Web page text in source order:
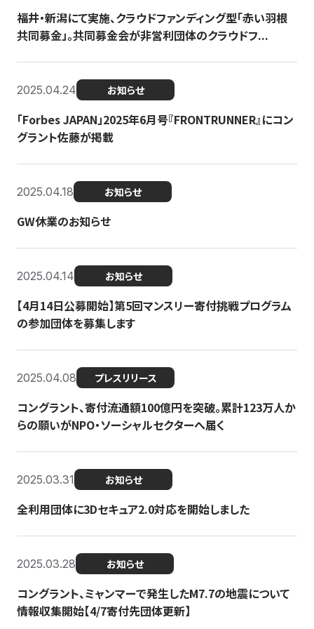
福井・新潟にて実施、クラウドファンディング型「赤い羽根
共同募金」。共同募金会が非営利団体のクラウドフ...
2025.04.24 お知らせ
「Forbes JAPAN」2025年6月号『FRONTRUNNER』にコン
グラント佐藤が掲載
2025.04.18 お知らせ
GW休業のお知らせ
2025.04.14 お知らせ
【4月14日公募開始】第5回マンスリー寄付挑戦プログラム
の参加団体を募集します
2025.04.08 プレスリリース
コングラント、寄付流通額100億円を突破。累計123万人か
らの願いがNPO・ソーシャルセクターへ届く
2025.03.31 お知らせ
全利用団体に3Dセキュア2.0対応を開始しました
2025.03.28 お知らせ
コングラント、ミャンマーで発生したM7.7の地震について
情報収集開始【4/7寄付先団体更新】